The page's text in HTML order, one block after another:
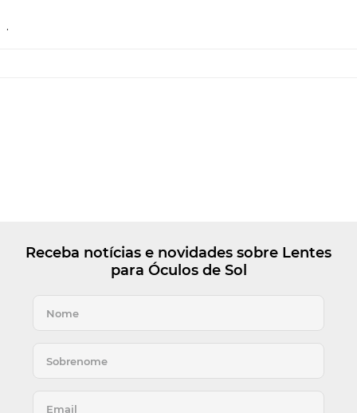
.
Receba notícias e novidades sobre Lentes
para Óculos de Sol